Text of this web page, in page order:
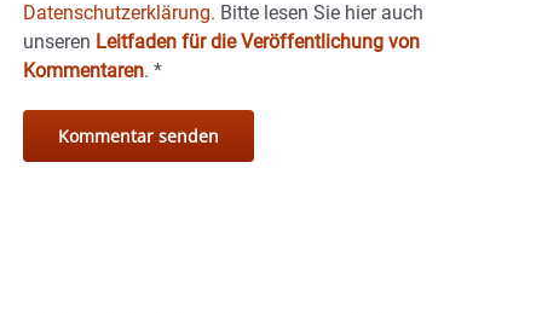
Datenschutzerklärung. Bitte lesen Sie hier auch
unseren Leitfaden für die Veröffentlichung von
Kommentaren. *